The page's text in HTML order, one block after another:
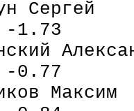
-1.73
-0.77